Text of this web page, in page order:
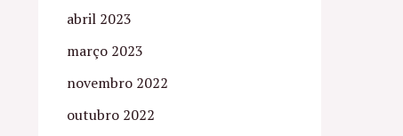
abril 2023
março 2023
novembro 2022
outubro 2022